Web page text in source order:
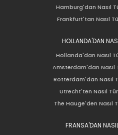
Hamburg'dan Nasıl
Frankfurt'tan Nasıl
HOLLANDA'DAN
Hollanda'dan Nasıl
Amsterdam'dan Nasıl
Rotterdam'dan Nasıl
Utrecht'ten Nasıl
The Hauge'den Nasıl
FRANSA'DAN